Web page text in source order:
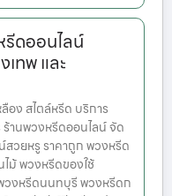
ดออนไลน์
ทพ และ
ง สไตล์หรีด บริการ
านพวงหรีดออนไลน์ จัด
วยหรู ราคาถูก พวงหรีด
ม้ พวงหรีดของใช้
วงหรีดนนทบุรี พวงหรีดก